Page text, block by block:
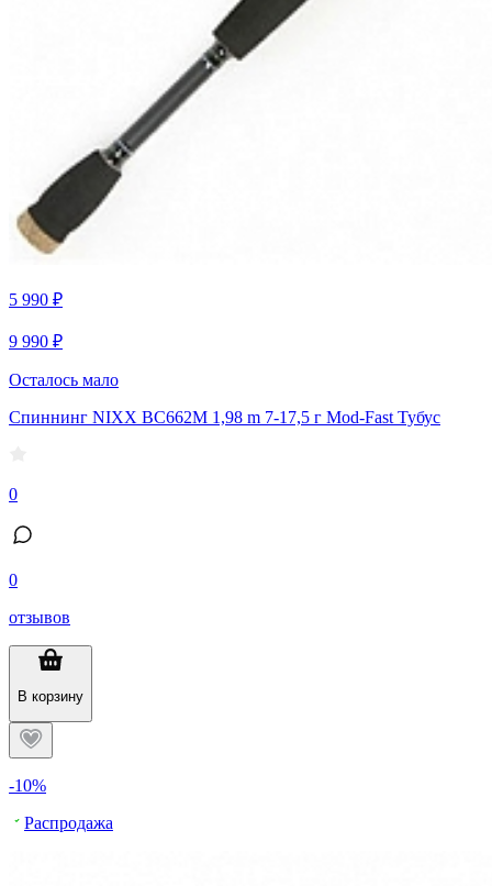
5 990 ₽
9 990 ₽
Осталось мало
Спиннинг NIXX BC662M 1,98 m 7-17,5 г Mod-Fast Тубус
0
0
отзывов
В корзину
-10%
Распродажа